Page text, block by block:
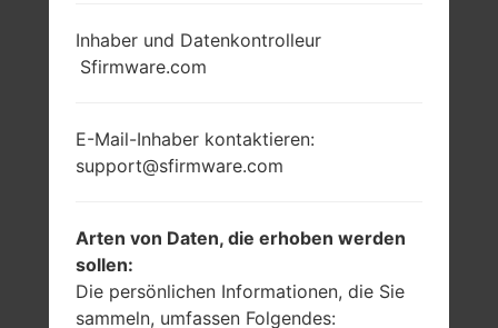
Inhaber und Datenkontrolleur
Sfirmware.com
E-Mail-Inhaber kontaktieren:
support@sfirmware.com
Arten von Daten, die erhoben werden
sollen:
Die persönlichen Informationen, die Sie
sammeln, umfassen Folgendes: